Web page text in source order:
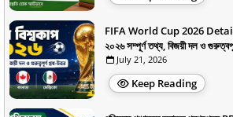
FIFA World Cup 2026
২০২৬ সম্পূর্ণ তথ্য, বিজয়ী দল ও
July 21, 2026
Keep Reading